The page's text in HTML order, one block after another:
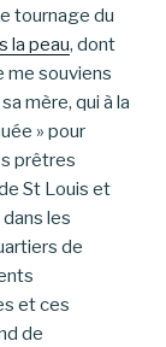
tournage du
la peau, dont
me souviens
mère, qui à la
» pour
prêtres
St Louis et
les
de
et ces
de